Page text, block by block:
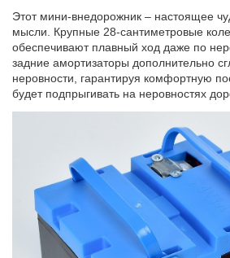
Этот мини-внедорожник – настоящее
мысли. Крупные 28-сантиметровые
обеспечивают плавный ход даже по
задние амортизаторы дополнительно
неровности, гарантируя комфортную
будет подпрыгивать на неровностях